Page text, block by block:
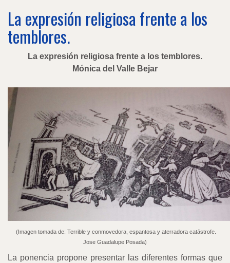
La expresión religiosa frente a los
temblores.
La expresión religiosa frente a los temblores.
Mónica del Valle Bejar
(Imagen tomada de: Terrible y conmovedora, espantosa y aterradora catástrofe.
Jose Guadalupe Posada)
La ponencia propone presentar las diferentes formas que